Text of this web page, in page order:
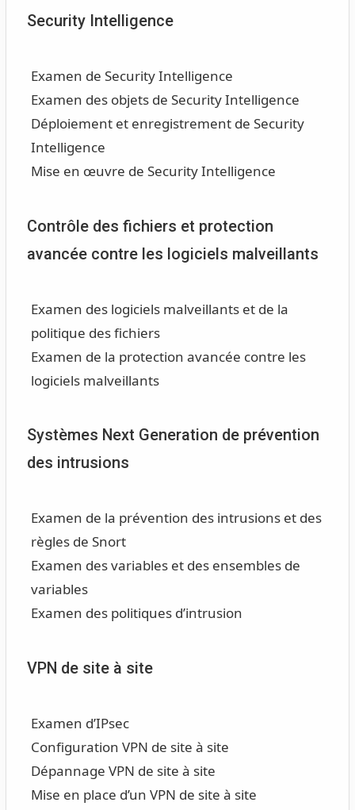
Security Intelligence
Examen de Security Intelligence
Examen des objets de Security Intelligence
Déploiement et enregistrement de Security
Intelligence
Mise en œuvre de Security Intelligence
Contrôle des fichiers et protection
avancée contre les logiciels malveillants
Examen des logiciels malveillants et de la
politique des fichiers
Examen de la protection avancée contre les
logiciels malveillants
Systèmes Next Generation de prévention
des intrusions
Examen de la prévention des intrusions et des
règles de Snort
Examen des variables et des ensembles de
variables
Examen des politiques d’intrusion
VPN de site à site
Examen d’IPsec
Configuration VPN de site à site
Dépannage VPN de site à site
Mise en place d’un VPN de site à site